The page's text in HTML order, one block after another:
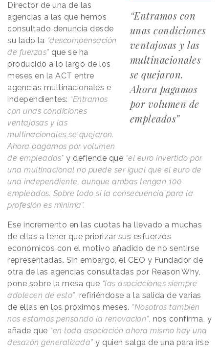
“Entramos con
unas condiciones
ventajosas y las
multinacionales
se quejaron.
Ahora pagamos
por volumen de
empleados”
Director de una de las
agencias a las que hemos
consultado denuncia desde
su lado la “descompensación
de fuerzas” que se ha
producido a lo largo de los
meses en la ACT entre
agencias multinacionales e
independientes: “Entramos
con unas condiciones
ventajosas y las
multinacionales se quejaron.
Ahora pagamos por volumen
de empleados" y defiende que “el euro invertido por
una multinacional no puede ser igual que el euro de
una independiente, aunque ambas tengan 100
empleados. Sobre todo si la consecuencia para la
profesión es mínima”.
Ese incremento en las cuotas ha llevado a muchas
de ellas a tener que priorizar sus esfuerzos
económicos con el motivo añadido de no sentirse
representadas. Sin embargo, el CEO y Fundador de
otra de las agencias consultadas por Reason Why,
pone sobre la mesa que “las asociaciones siempre
adolecen de esto”, refiriéndose a la salida de varias
de ellas en los próximos meses. “Nosotros también
nos estamos pensando la renovación”, nos confirma, y
añade que “en toda asociación ahora mismo hay una
desazón generalizada” y quien salga de una para irse